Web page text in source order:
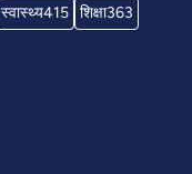
स्वास्थ्य415 शिक्षा363